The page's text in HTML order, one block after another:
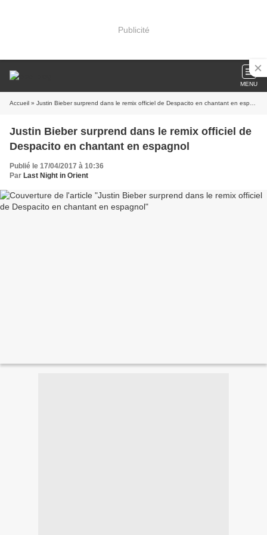
Publicité
MENU
Accueil » Justin Bieber surprend dans le remix officiel de Despacito en chantant en espagnol
Justin Bieber surprend dans le remix officiel de
Despacito en chantant en espagnol
Publié le 17/04/2017 à 10:36
Par Last Night in Orient